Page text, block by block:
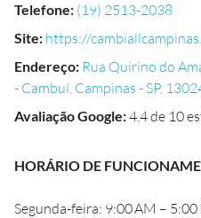
Telefone: (19) 2513-2038
Site: https://
Endereço: Rua Quirino do
- Cambuí, Campinas - SP,
Avaliação Google:4.4 de 10
HORÁRIO DE
Segunda-feira: 9:00 AM – 5:00